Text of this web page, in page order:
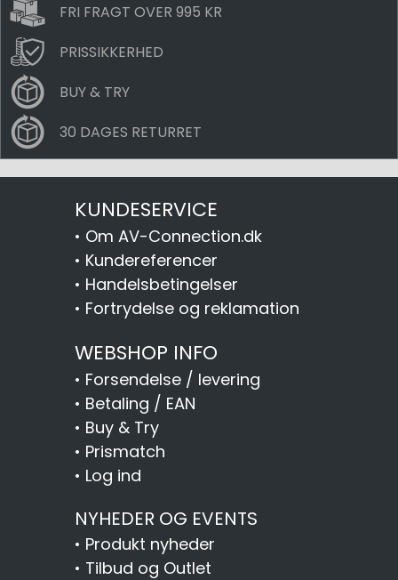
FRI FRAGT OVER 995 KR
PRISSIKKERHED
BUY & TRY
30 DAGES RETURRET
KUNDESERVICE
• Om AV-Connection.dk
• Kundereferencer
• Handelsbetingelser
• Fortrydelse og reklamation
WEBSHOP INFO
• Forsendelse / levering
• Betaling / EAN
• Buy & Try
• Prismatch
• Log ind
NYHEDER OG EVENTS
• Produkt nyheder
• Tilbud og Outlet